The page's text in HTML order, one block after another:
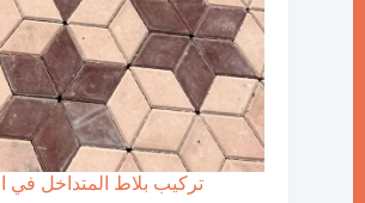
تركيب بلاط المتداخل في الكويت.